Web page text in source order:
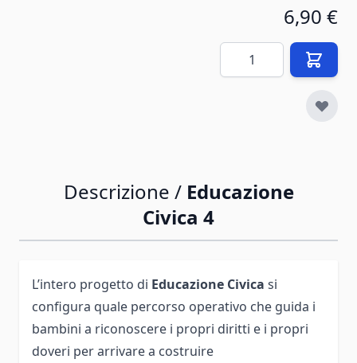
6,90 €
Quantità
Descrizione / Educazione
Civica 4
L’intero progetto di Educazione Civica si
configura quale percorso operativo che guida i
bambini a riconoscere i propri diritti e i propri
doveri per arrivare a costruire